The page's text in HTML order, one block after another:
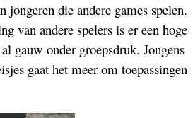
die andere games spelen.
van andere spelers is er een hoge
gauw onder groepsdruk. Jongens
gaat het meer om toepassingen